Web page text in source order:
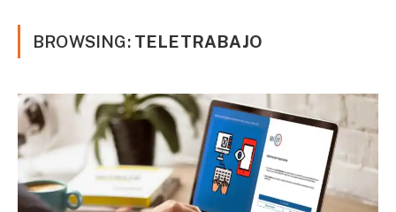
BROWSING: TELETRABAJO